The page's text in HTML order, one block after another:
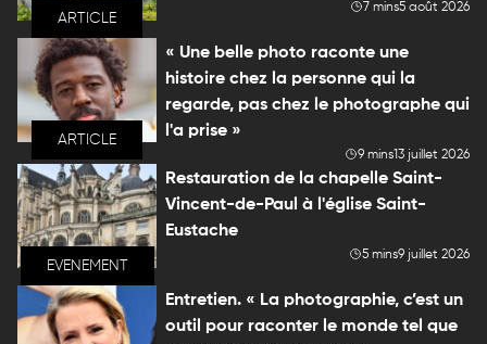
ARTICLE
7 mins5 août 2026
ARTICLE
« Une belle photo raconte une
histoire chez la personne qui la
regarde, pas chez le photographe qui
l'a prise »
9 mins13 juillet 2026
EVENEMENT
Restauration de la chapelle Saint-
Vincent-de-Paul à l'église Saint-
Eustache
5 mins9 juillet 2026
Entretien. « La photographie, c’est un
outil pour raconter le monde tel que